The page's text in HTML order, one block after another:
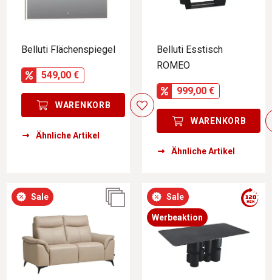
Belluti Flächenspiegel
549,00 €
WARENKORB
Ähnliche Artikel
Belluti Esstisch
ROMEO
999,00 €
WARENKORB
Ähnliche Artikel
Sale Sale
Werbeaktion